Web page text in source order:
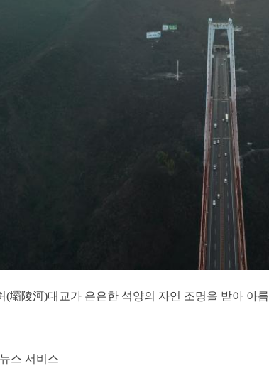
(壩陵河)대교가 은은한 석양의 자연 조명을 받아 아
스 서비스